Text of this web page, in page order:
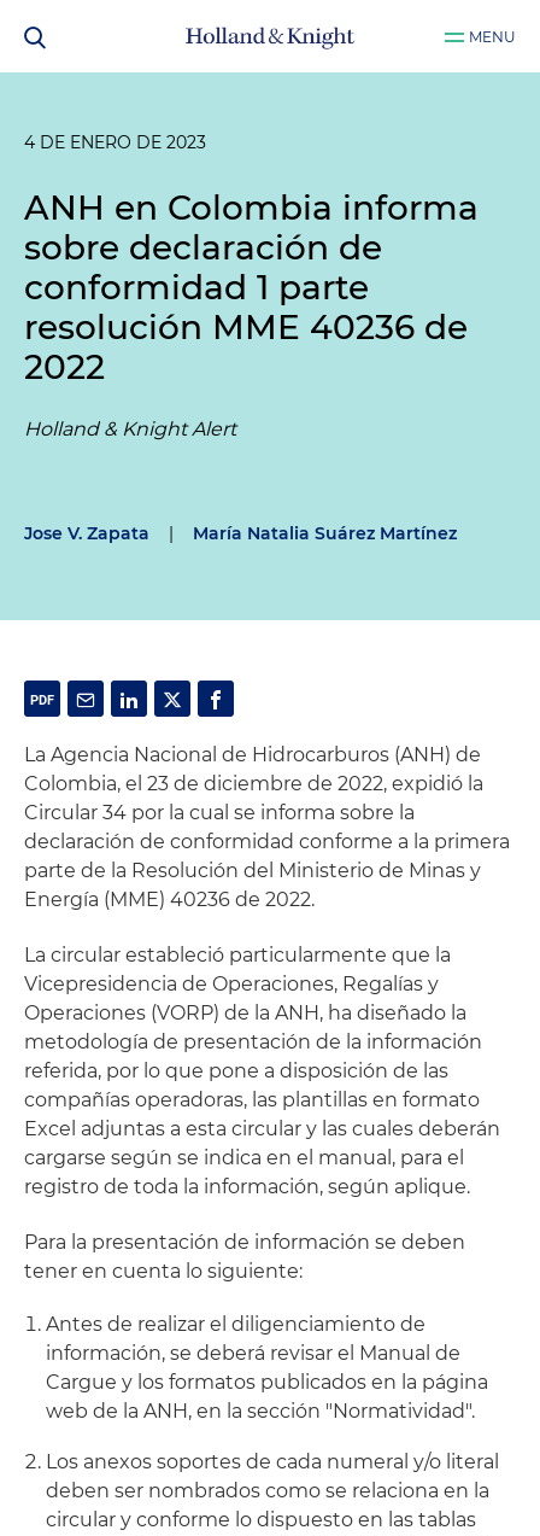
MENU
4 DE ENERO DE 2023
ANH en Colombia informa
sobre declaración de
conformidad 1 parte
resolución MME 40236 de
2022
Holland & Knight Alert
Jose V. Zapata | María Natalia Suárez Martínez
La Agencia Nacional de Hidrocarburos (ANH) de
Colombia, el 23 de diciembre de 2022, expidió la
Circular 34 por la cual se informa sobre la
declaración de conformidad conforme a la primera
parte de la Resolución del Ministerio de Minas y
Energía (MME) 40236 de 2022.
La circular estableció particularmente que la
Vicepresidencia de Operaciones, Regalías y
Operaciones (VORP) de la ANH, ha diseñado la
metodología de presentación de la información
referida, por lo que pone a disposición de las
compañías operadoras, las plantillas en formato
Excel adjuntas a esta circular y las cuales deberán
cargarse según se indica en el manual, para el
registro de toda la información, según aplique.
Para la presentación de información se deben
tener en cuenta lo siguiente:
Antes de realizar el diligenciamiento de
información, se deberá revisar el Manual de
Cargue y los formatos publicados en la página
web de la ANH, en la sección "Normatividad".
Los anexos soportes de cada numeral y/o literal
deben ser nombrados como se relaciona en la
circular y conforme lo dispuesto en las tablas